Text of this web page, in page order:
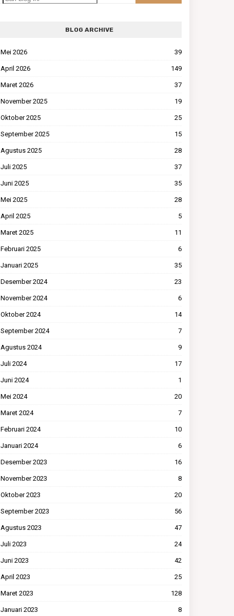
BLOG ARCHIVE
Mei 2026 39
April 2026 149
Maret 2026 37
November 2025 19
Oktober 2025 25
September 2025 15
Agustus 2025 28
Juli 2025 37
Juni 2025 35
Mei 2025 28
April 2025 5
Maret 2025 11
Februari 2025 6
Januari 2025 35
Desember 2024 23
November 2024 6
Oktober 2024 14
September 2024 7
Agustus 2024 9
Juli 2024 17
Juni 2024 1
Mei 2024 20
Maret 2024 7
Februari 2024 10
Januari 2024 6
Desember 2023 16
November 2023 8
Oktober 2023 20
September 2023 56
Agustus 2023 47
Juli 2023 24
Juni 2023 42
April 2023 25
Maret 2023 128
Januari 2023 8